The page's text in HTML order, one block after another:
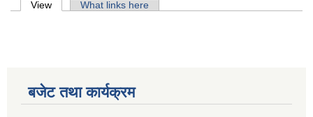
Primary tabs
View (active tab)What links here
बजेट तथा कार्यक्रम